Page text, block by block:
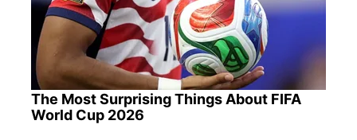
The Most Surprising Things About FIFA
World Cup 2026